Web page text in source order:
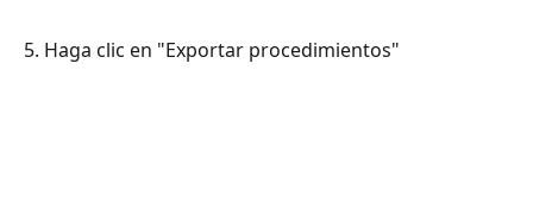
5. Haga clic en "Exportar procedimientos"